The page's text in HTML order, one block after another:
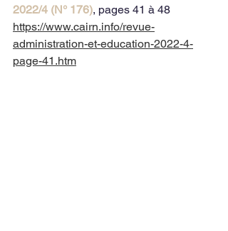
2022/4 (N° 176), pages 41 à 48
https://www.cairn.info/revue-
administration-et-education-2022-4-
page-41.htm